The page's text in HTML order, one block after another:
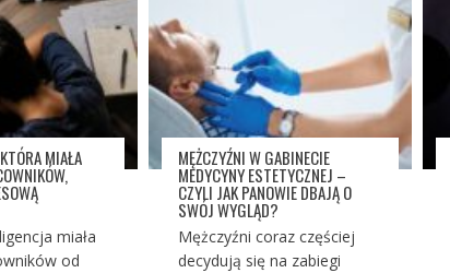
MIAŁA
miała
od
MĘŻCZYŹNI W GABINECIE
MEDYCYNY ESTETYCZNEJ –
CZYLI JAK PANOWIE DBAJĄ O
SWÓJ WYGLĄD?
Mężczyźni coraz częściej
decydują się na zabiegi